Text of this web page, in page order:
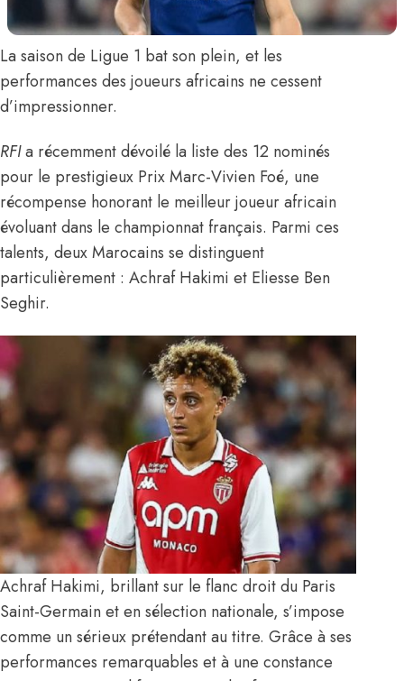
La saison de Ligue 1 bat son plein, et les
performances des joueurs africains ne cessent
d’impressionner.
RFIa récemment dévoilé la liste des 12 nominés
pour le prestigieux Prix Marc-Vivien Foé, une
récompense honorant le meilleur joueur africain
évoluant dans le championnat français. Parmi ces
talents, deux Marocains se distinguent
particulièrement : Achraf Hakimi et Eliesse Ben
Seghir.
Achraf Hakimi, brillant sur le flanc droit du Paris
Saint-Germain et en sélection nationale, s’impose
comme un sérieux prétendant au titre. Grâce à ses
performances remarquables et à une constance